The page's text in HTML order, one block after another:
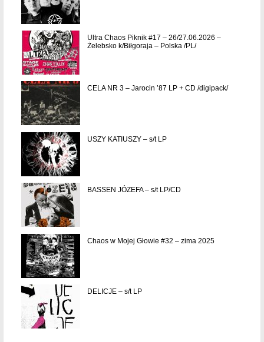
Ultra Chaos Piknik #17 – 26/27.06.2026 –
Żelebsko k/Biłgoraja – Polska /PL/
CELA NR 3 – Jarocin ’87 LP + CD /digipack/
USZY KATIUSZY – s/t LP
BASSEN JÓZEFA – s/t LP/CD
Chaos w Mojej Głowie #32 – zima 2025
DELICJE – s/t LP